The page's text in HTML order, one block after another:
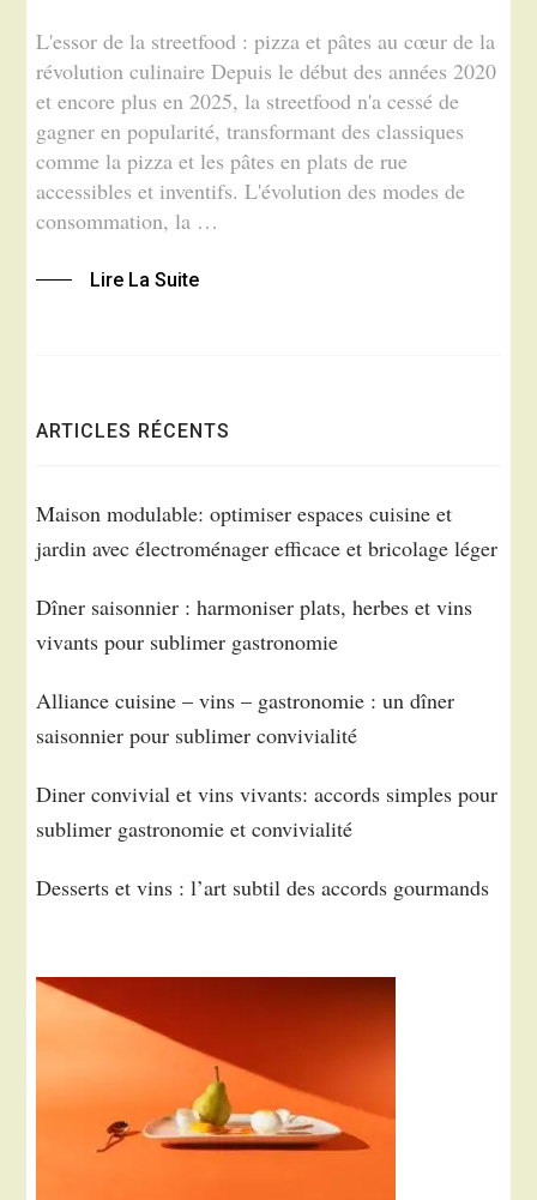
L'essor de la streetfood : pizza et pâtes au cœur de la
révolution culinaire Depuis le début des années 2020
et encore plus en 2025, la streetfood n'a cessé de
gagner en popularité, transformant des classiques
comme la pizza et les pâtes en plats de rue
accessibles et inventifs. L'évolution des modes de
consommation, la …
Lire La Suite
ARTICLES RÉCENTS
Maison modulable: optimiser espaces cuisine et
jardin avec électroménager efficace et bricolage léger
Dîner saisonnier : harmoniser plats, herbes et vins
vivants pour sublimer gastronomie
Alliance cuisine – vins – gastronomie : un dîner
saisonnier pour sublimer convivialité
Diner convivial et vins vivants: accords simples pour
sublimer gastronomie et convivialité
Desserts et vins : l’art subtil des accords gourmands